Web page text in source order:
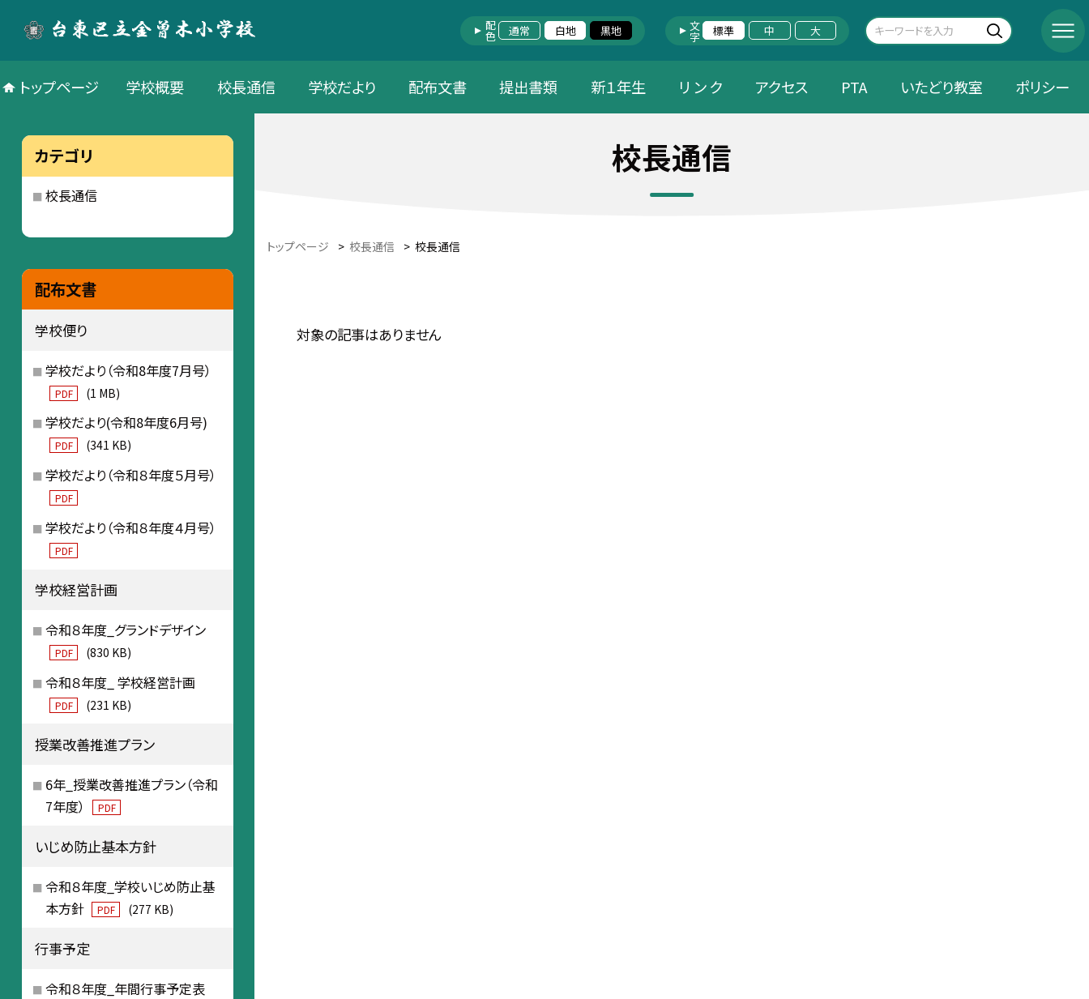
配色 通常 白地 黒地 文字 標準 中 大
トップページ 学校概要 校長通信 学校だより 配布文書 提出書類 新１年生 リ ン ク アクセス PTA いたどり教室 ポリシー
校長通信
トップページ > 校長通信 > 校長通信
対象の記事はありません
カテゴリ
校長通信
配布文書
学校便り
学校だより（令和8年度7月号）
PDF (1 MB)
学校だより(令和8年度6月号)
PDF (341 KB)
学校だより（令和８年度５月号）
PDF
学校だより（令和８年度４月号）
PDF
学校経営計画
令和８年度_グランドデザイン
PDF (830 KB)
令和８年度_ 学校経営計画
PDF (231 KB)
授業改善推進プラン
6年_授業改善推進プラン（令和
7年度）
PDF
いじめ防止基本方針
令和８年度_学校いじめ防止基
本方針
PDF (277 KB)
行事予定
令和８年度_年間行事予定表